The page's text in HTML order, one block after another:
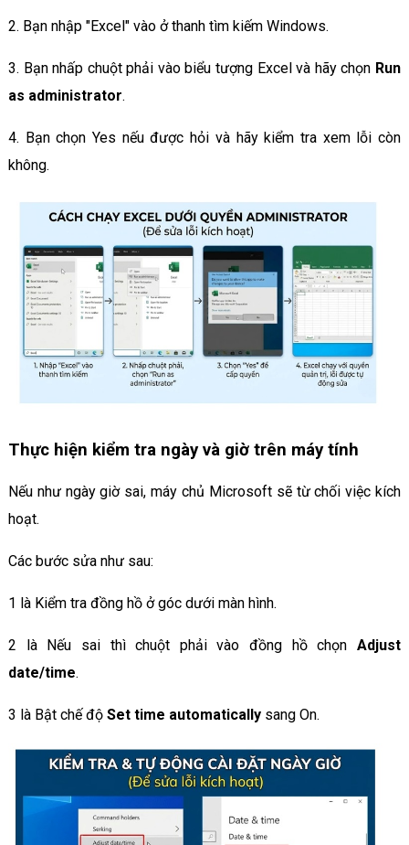
2. Bạn nhập "Excel" vào ở thanh tìm kiếm Windows.
3. Bạn nhấp chuột phải vào biểu tượng Excel và hãy chọn Run
as administrator.
4. Bạn chọn Yes nếu được hỏi và hãy kiểm tra xem lỗi còn
không.
Thực hiện kiểm tra ngày và giờ trên máy tính
Nếu như ngày giờ sai, máy chủ Microsoft sẽ từ chối việc kích
hoạt.
Các bước sửa như sau:
1 là Kiểm tra đồng hồ ở góc dưới màn hình.
2 là Nếu sai thì chuột phải vào đồng hồ chọnAdjust
date/time.
3 là Bật chế độ Set time automaticallysang On.